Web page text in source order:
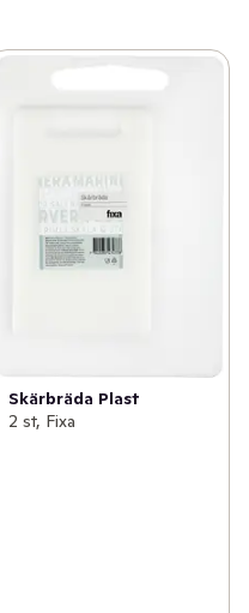
Skärbräda Plast
2 st, Fixa